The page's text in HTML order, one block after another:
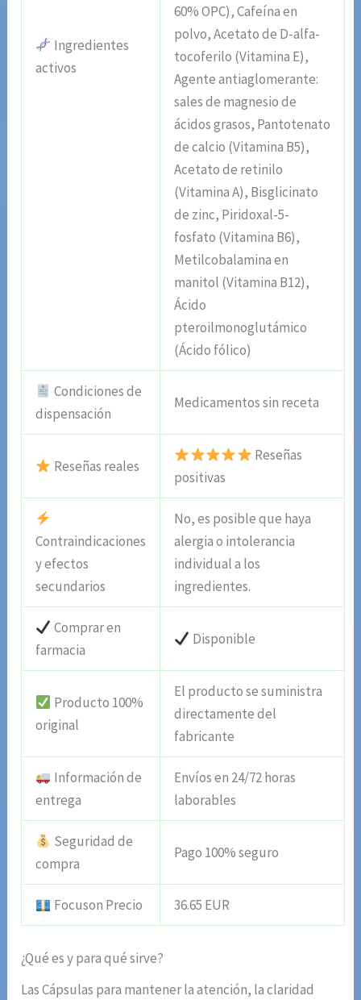
Ingredientes
activos
60% OPC), Cafeína en
polvo, Acetato de D-alfa-
tocoferilo (Vitamina E),
Agente antiaglomerante:
sales de magnesio de
ácidos grasos, Pantotenato
de calcio (Vitamina B5),
Acetato de retinilo
(Vitamina A), Bisglicinato
de zinc, Piridoxal-5-
fosfato (Vitamina B6),
Metilcobalamina en
manitol (Vitamina B12),
Ácido
pteroilmonoglutámico
(Ácido fólico)
Condiciones de
dispensación
Medicamentos sin receta
Reseñas reales
Reseñas
positivas
Contraindicaciones
y efectos
secundarios
No, es posible que haya
alergia o intolerancia
individual a los
ingredientes.
Comprar en
farmacia
Disponible
Producto 100%
original
El producto se suministra
directamente del
fabricante
Información de
entrega
Envíos en 24/72 horas
laborables
Seguridad de
compra
Pago 100% seguro
Focuson Precio 36.65 EUR
¿Qué es y para qué sirve?
Las Cápsulas para mantener la atención, la claridad